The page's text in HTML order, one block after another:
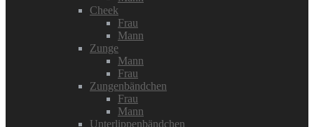
Cheek
Frau
Mann
Zunge
Mann
Frau
Zungenbändchen
Frau
Mann
Unterlippenbändchen